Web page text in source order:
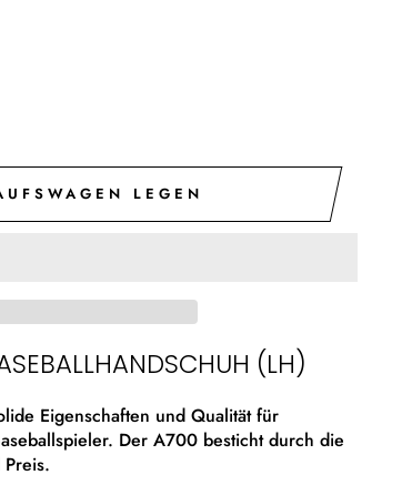
LEGEN
(LH)
Eigenschaften und Qualität für
Der A700 besticht durch die